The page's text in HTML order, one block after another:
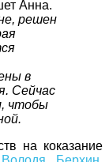
Анна.
решен
в
Сейчас
чтобы
на коказание